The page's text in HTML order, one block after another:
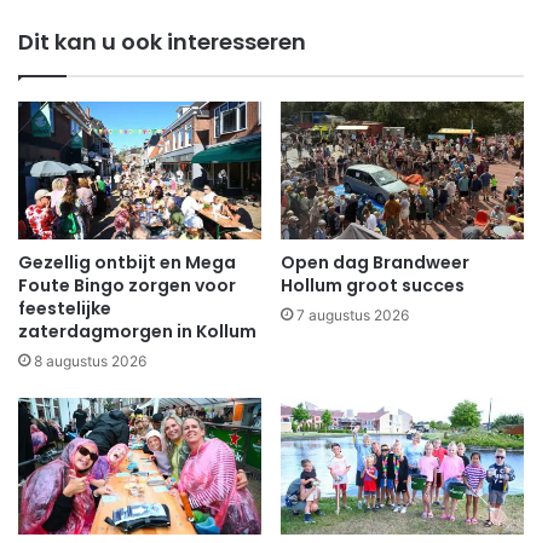
Dit kan u ook interesseren
Gezellig ontbijt en Mega
Foute Bingo zorgen voor
feestelijke
zaterdagmorgen in Kollum
8 augustus 2026
Open dag Brandweer
Hollum groot succes
7 augustus 2026